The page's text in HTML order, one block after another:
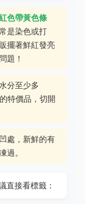
色帶黃色條
是染色或打
擺著鮮紅發亮
題！
分至少多
特價品，切開
處，新鮮的有
過。
直接看標籤：